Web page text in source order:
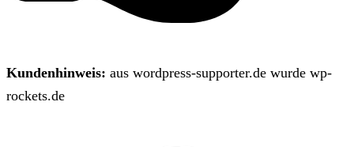
Kundenhinweis: aus wordpress-supporter.de wurde wp-
rockets.de